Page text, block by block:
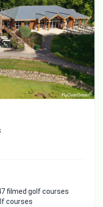
filmed golf courses
courses